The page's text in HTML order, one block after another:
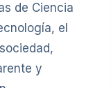
de Ciencia
el
y